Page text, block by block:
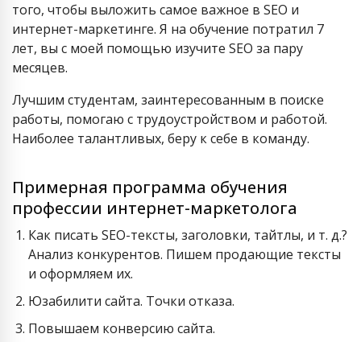
того, чтобы выложить самое важное в SEO и
интернет-маркетинге. Я на обучение потратил 7
лет, вы с моей помощью изучите SEO за пару
месяцев.
Лучшим студентам, заинтересованным в поиске
работы, помогаю с трудоустройством и работой.
Наиболее талантливых, беру к себе в команду.
Примерная программа обучения
профессии интернет-маркетолога
Как писать SEO-тексты, заголовки, тайтлы, и т. д.?
Анализ конкурентов. Пишем продающие тексты
и оформляем их.
Юзабилити сайта. Точки отказа.
Повышаем конверсию сайта.